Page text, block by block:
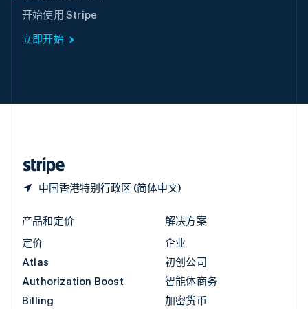
开始使用 Stripe
立即开始
中国香港特别行政区 (简体中文)
ItalianoEnglish
印度
English
产品和定价
定价
Atlas
Authorization Boost
Billing
解决方案
企业
初创公司
智能体商务
加密货币